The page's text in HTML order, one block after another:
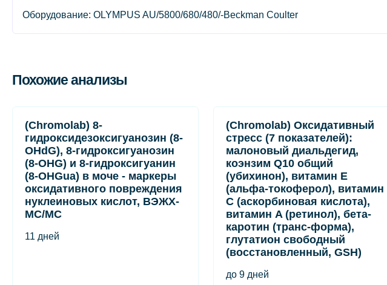
Оборудование: OLYMPUS AU/5800/680/480/-Beckman Coulter
Похожие анализы
(Chromolab) 8-
гидроксидезоксигуанозин (8-
OHdG), 8-гидроксигуанозин
(8-OHG) и 8-гидроксигуанин
(8-OHGua) в моче - маркеры
оксидативного повреждения
нуклеиновых кислот, ВЭЖХ-
МС/МС
11 дней
(Chromolab) Оксидативный
стресс (7 показателей):
малоновый диальдегид,
коэнзим Q10 общий
(убихинон), витамин E
(альфа-токоферол), витамин
C (аскорбиновая кислота),
витамин A (ретинол), бета-
каротин (транс-форма),
глутатион свободный
(восстановленный, GSH)
до 9 дней